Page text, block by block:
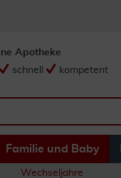
Apotheke
schnell kompetent
Familie und Baby
Wechseljahre